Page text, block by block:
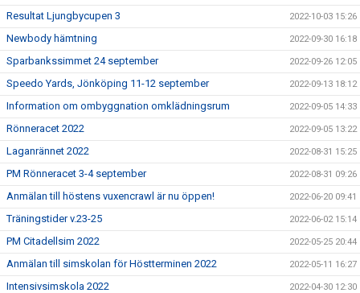
Resultat Ljungbycupen 3 2022-10-03 15:26
Newbody hämtning 2022-09-30 16:18
Sparbankssimmet 24 september 2022-09-26 12:05
Speedo Yards, Jönköping 11-12 september 2022-09-13 18:12
Information om ombyggnation omklädningsrum 2022-09-05 14:33
Rönneracet 2022 2022-09-05 13:22
Laganrännet 2022 2022-08-31 15:25
PM Rönneracet 3-4 september 2022-08-31 09:26
Anmälan till höstens vuxencrawl är nu öppen! 2022-06-20 09:41
Träningstider v.23-25 2022-06-02 15:14
PM Citadellsim 2022 2022-05-25 20:44
Anmälan till simskolan för Höstterminen 2022 2022-05-11 16:27
Intensivsimskola 2022 2022-04-30 12:30